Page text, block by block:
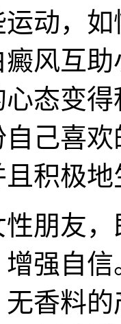
动，
风互
态变
己喜
积极
朋友
强自
香料